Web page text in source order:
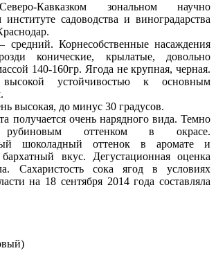
Кавказком зональном научно
институте садоводства и виноградарства
средний. Корнесобственные насаждения
конические, крылатые, довольно
140-160гр. Ягода не крупная, черная.
высокой устойчивостью к основным
высокая, до минус 30 градусов.
получается очень нарядного вида. Темно
оттенком в окрасе.
шоколадный оттенок в аромате и
вкус. Дегустационная оценка
Сахаристость сока ягод в условиях
на 18 сентября 2014 года составляла